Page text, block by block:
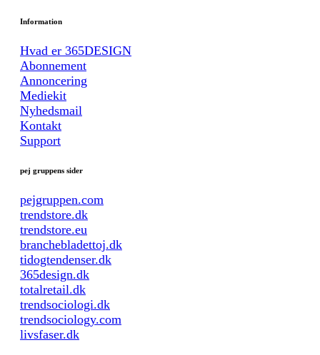
Information
Hvad er 365DESIGN
Abonnement
Annoncering
Mediekit
Nyhedsmail
Kontakt
Support
pej gruppens sider
pejgruppen.com
trendstore.dk
trendstore.eu
branchebladettoj.dk
tidogtendenser.dk
365design.dk
totalretail.dk
trendsociologi.dk
trendsociology.com
livsfaser.dk